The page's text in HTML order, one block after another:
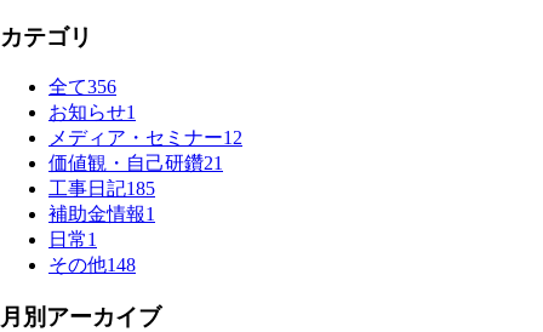
カテゴリ
全て356
お知らせ1
メディア・セミナー12
価値観・自己研鑽21
工事日記185
補助金情報1
日常1
その他148
月別アーカイブ